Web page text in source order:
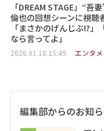
「DREAM STAGE」“吾
倫也の回想シーンに視聴
「まさかのげんじぶ!?」
なら言ってよ」
2026.01.18 15:49 エンタメ
編集部からのお知